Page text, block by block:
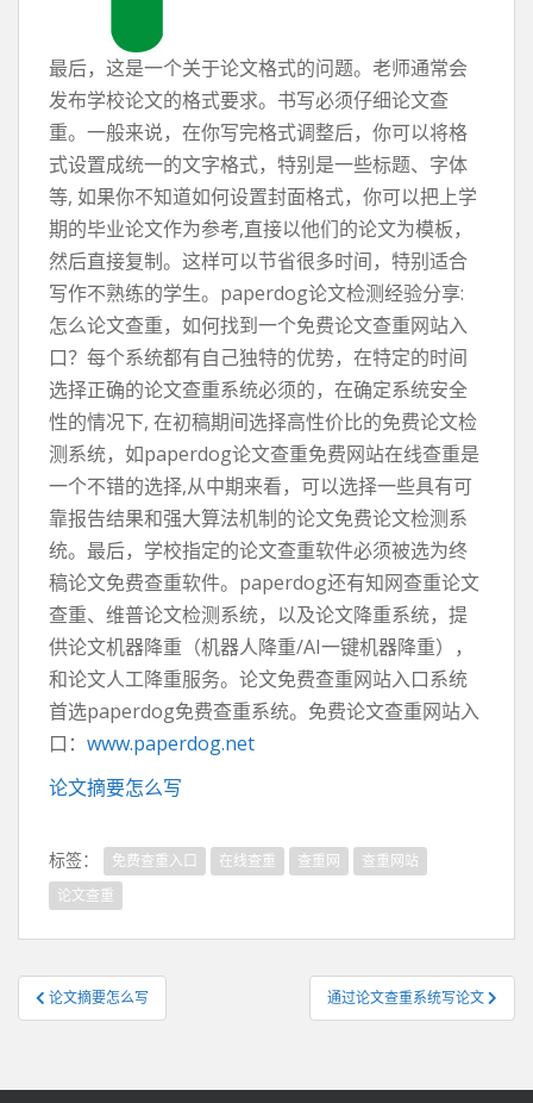
最后，这是一个关于论文格式的问题。老师通常会
发布学校论文的格式要求。书写必须仔细论文查
重。一般来说，在你写完格式调整后，你可以将格
式设置成统一的文字格式，特别是一些标题、字体
等, 如果你不知道如何设置封面格式，你可以把上学
期的毕业论文作为参考,直接以他们的论文为模板，
然后直接复制。这样可以节省很多时间，特别适合
写作不熟练的学生。paperdog论文检测经验分享:
怎么论文查重，如何找到一个免费论文查重网站入
口？每个系统都有自己独特的优势，在特定的时间
选择正确的论文查重系统必须的，在确定系统安全
性的情况下, 在初稿期间选择高性价比的免费论文检
测系统，如paperdog论文查重免费网站在线查重是
一个不错的选择,从中期来看，可以选择一些具有可
靠报告结果和强大算法机制的论文免费论文检测系
统。最后，学校指定的论文查重软件必须被选为终
稿论文免费查重软件。paperdog还有知网查重论文
查重、维普论文检测系统，以及论文降重系统，提
供论文机器降重（机器人降重/AI一键机器降重），
和论文人工降重服务。论文免费查重网站入口系统
首选paperdog免费查重系统。免费论文查重网站入
口： www.paperdog.net
论文摘要怎么写
标签： 免费查重入口 在线查重 查重网
查重网站
论文查重
文
章
航
论文摘要怎么写 通过论文查重系统写论文